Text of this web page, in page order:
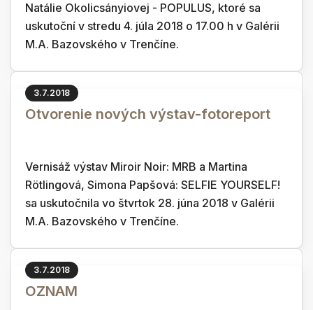
Natálie Okolicsányiovej - POPULUS, ktoré sa
uskutoční v stredu 4. júla 2018 o 17.00 h v Galérii
M.A. Bazovského v Trenčíne.
3.7.2018
Otvorenie nových výstav-fotoreport
Vernisáž výstav Miroir Noir: MRB a Martina
Rötlingová, Simona Papšová: SELFIE YOURSELF!
sa uskutočnila vo štvrtok 28. júna 2018 v Galérii
M.A. Bazovského v Trenčíne.
3.7.2018
OZNAM